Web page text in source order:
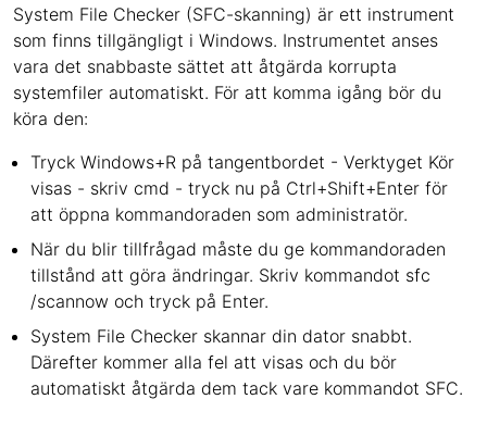
System File Checker (SFC-skanning) är ett instrument
som finns tillgängligt i Windows. Instrumentet anses
vara det snabbaste sättet att åtgärda korrupta
systemfiler automatiskt. För att komma igång bör du
köra den:
Tryck Windows+R på tangentbordet - Verktyget Kör
visas - skriv cmd - tryck nu på Ctrl+Shift+Enter för
att öppna kommandoraden som administratör.
När du blir tillfrågad måste du ge kommandoraden
tillstånd att göra ändringar. Skriv kommandot sfc
/scannow och tryck på Enter.
System File Checker skannar din dator snabbt.
Därefter kommer alla fel att visas och du bör
automatiskt åtgärda dem tack vare kommandot SFC.